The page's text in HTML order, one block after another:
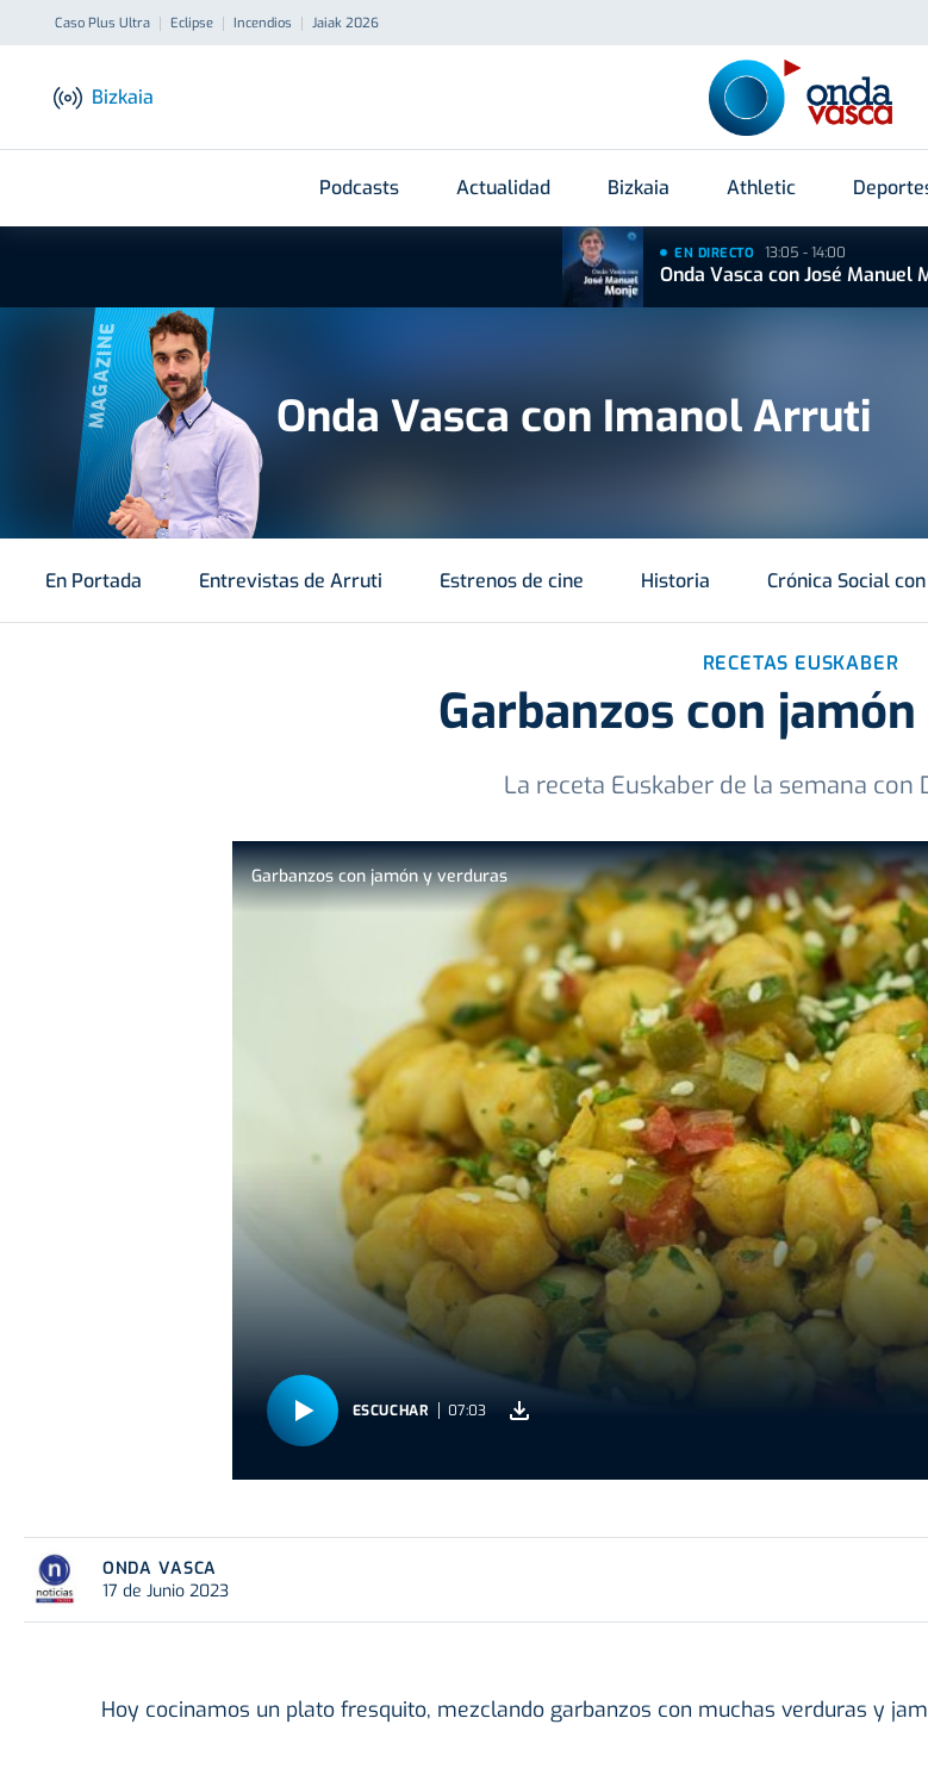
Caso Plus Ultra Eclipse Incendios Jaiak 2026
Bizkaia
Podcasts Actualidad Bizkaia Athletic
EN DIRECTO 13:05 - 14:00
Onda Vasca con José Manuel
MAGAZINE Onda Vasca con Imanol Arruti
En Portada Entrevistas de Arruti Estrenos de cine Historia Crónica Social
RECETAS EUSKABER
Garbanzos con
La receta Euskaber de la semana con
Garbanzos con jamón y verduras
ESCUCHAR 07:03
ONDA VASCA
17 de Junio 2023
Hoy cocinamos un plato fresquito, mezclando garbanzos con muchas verduras y